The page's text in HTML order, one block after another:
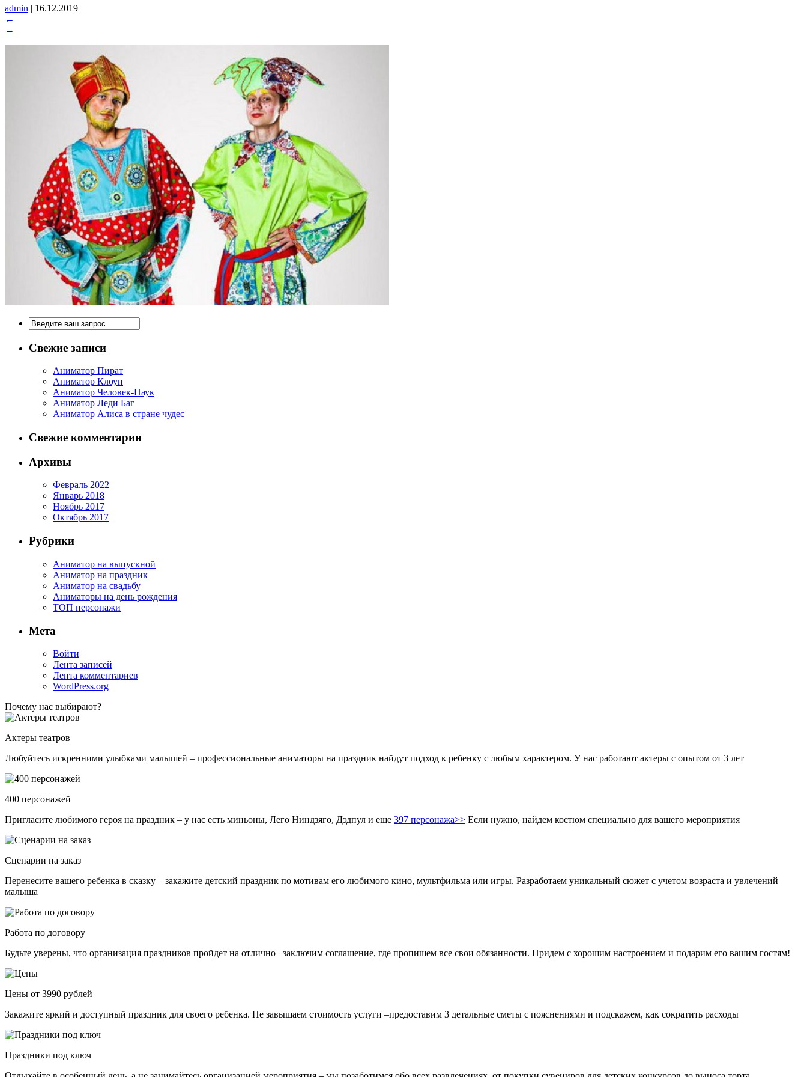
admin | 16.12.2019
←
→
Свежие записи
Аниматор Пират
Аниматор Клоун
Аниматор Человек-Паук
Аниматор Леди Баг
Аниматор Алиса в стране чудес
Свежие комментарии
Архивы
Февраль 2022
Январь 2018
Ноябрь 2017
Октябрь 2017
Рубрики
Аниматор на выпускной
Аниматор на праздник
Аниматор на свадьбу
Аниматоры на день рождения
ТОП персонажи
Мета
Войти
Лента записей
Лента комментариев
WordPress.org
Почему нас выбирают?
Актеры театров
Любуйтесь искренними улыбками малышей – профессиональные аниматоры на праздник найдут подход к ребенку с любым характером. У нас работают актеры с опытом от 3 лет
400 персонажей
Пригласите любимого героя на праздник – у нас есть миньоны, Лего Ниндзяго, Дэдпул и еще 397 персонажа>> Если нужно, найдем костюм специально для вашего мероприятия
Сценарии на заказ
Перенесите вашего ребенка в сказку – закажите детский праздник по мотивам его любимого кино, мультфильма или игры. Разработаем уникальный сюжет с учетом возраста и увлечений
малыша
Работа по договору
Будьте уверены, что организация праздников пройдет на отлично– заключим соглашение, где пропишем все свои обязанности. Придем с хорошим настроением и подарим его вашим гостям!
Цены от 3990 рублей
Закажите яркий и доступный праздник для своего ребенка. Не завышаем стоимость услуги –предоставим 3 детальные сметы с пояснениями и подскажем, как сократить расходы
Праздники под ключ